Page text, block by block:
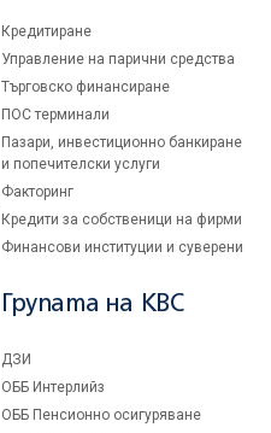
Кредитиране
Управление на парични средства
Търговско финансиране
ПОС терминали
Пазари, инвестиционно банкиране
и попечителски услуги
Факторинг
Кредити за собственици на фирми
Финансови институции и суверени
Групата на KBC
ДЗИ
ОББ Интерлийз
ОББ Пенсионно осигуряване